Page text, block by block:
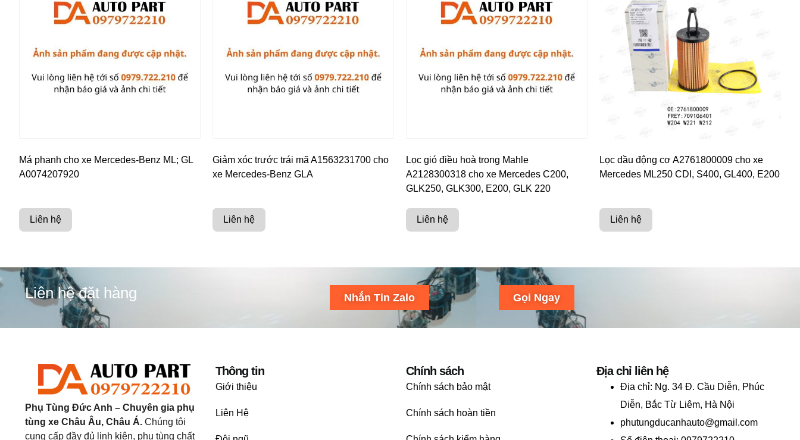
Má phanh cho xe Mercedes-Benz ML; GL
A0074207920
Liên hệ
Giảm xóc trước trái mã A1563231700 cho
xe Mercedes-Benz GLA
Liên hệ
Lọc gió điều hoà trong Mahle
A2128300318 cho xe Mercedes C200,
GLK250, GLK300, E200, GLK 220
Liên hệ
Lọc dầu động cơ A2761800009 cho xe
Mercedes ML250 CDI, S400, GL400, E200
Liên hệ
Liên hệ đặt hàng Nhắn Tin Zalo Gọi Ngay
Phụ Tùng Đức Anh – Chuyên gia phụ
tùng xe Châu Âu, Châu Á. Chúng tôi
cung cấp đầy đủ linh kiện, phụ tùng chất
Thông tin
Giới thiệu
Liên Hệ
Chính sách
Chính sách bảo mật
Chính sách hoàn tiền
Địa chỉ liên hệ
Địa chỉ: Ng. 34 Đ. Cầu Diễn, Phúc
Diễn, Bắc Từ Liêm, Hà Nội
phutungducanhauto@gmail.com